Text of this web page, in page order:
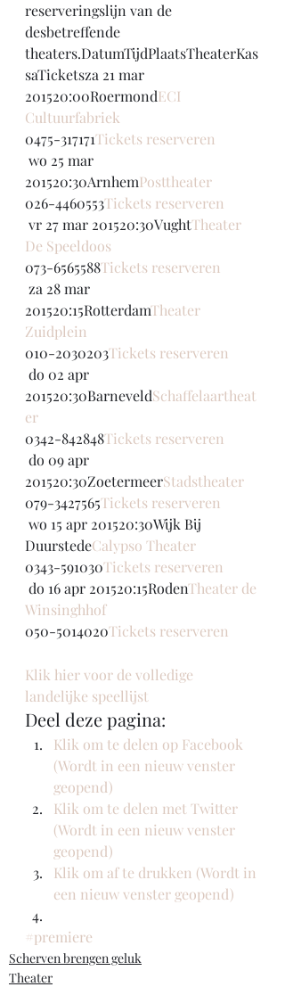
reserveringslijn van de
desbetreffende
theaters.DatumTijdPlaatsTheaterKas
saTicketsza 21 mar
201520:00RoermondECI
Cultuurfabriek
0475-317171Tickets reserveren
201520:30ArnhemPosttheater
026-4460553Tickets reserveren
vr 27 mar 201520:30VughtTheater
De Speeldoos
073-6565588Tickets reserveren
201520:15RotterdamTheater
Zuidplein
010-2030203Tickets reserveren
201520:30BarneveldSchaffelaartheat
er
0342-842848Tickets reserveren
201520:30ZoetermeerStadstheater
079-3427565Tickets reserveren
DuurstedeCalypso Theater
0343-591030Tickets reserveren
do 16 apr 201520:15RodenTheater de
Winsinghhof
050-5014020Tickets reserveren
Klik hier voor de volledige
landelijke speellijst
Deel deze pagina:
Klik om te delen op Facebook
(Wordt in een nieuw venster
geopend)
Klik om te delen met Twitter
(Wordt in een nieuw venster
geopend)
Klik om af te drukken (Wordt in
een nieuw venster geopend)
#premiere
Scherven brengen geluk
Theater